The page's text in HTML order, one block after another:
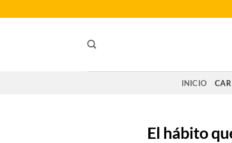
al
INICIO
El hábito